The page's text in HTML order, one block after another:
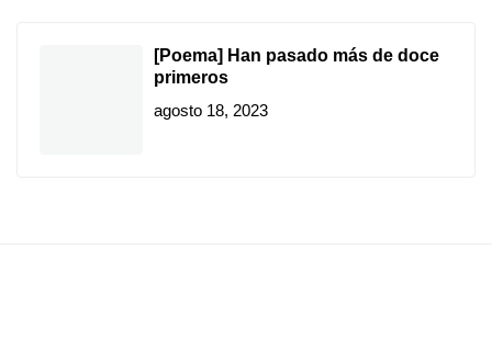
[Poema] Han pasado más de doce
primeros
agosto 18, 2023